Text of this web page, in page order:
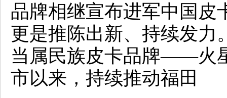
品牌相继宣布进军中国皮
更是推陈出新、持续发力
当属民族皮卡品牌——火
市以来，持续推动福田